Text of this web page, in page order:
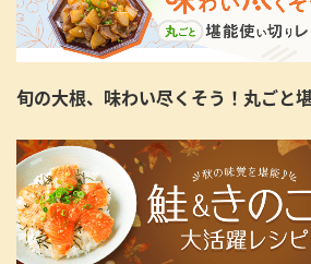
旬の大根、味わい尽くそう！丸ごと